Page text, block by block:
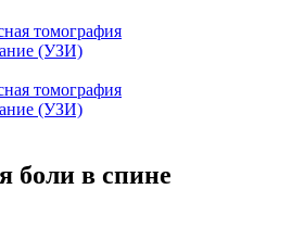
томография
(УЗИ)
томография
(УЗИ)
боли в спине